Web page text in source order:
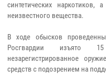
синтетических наркотиков,
неизвестного вещества.
В ходе обысков
Росгвардии изъято
незарегистрированное
средств с подозрением на